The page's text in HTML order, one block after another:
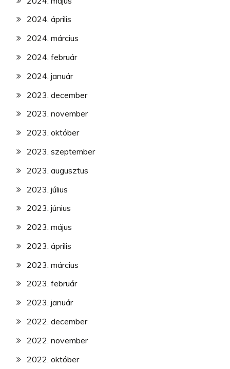
2024. április
2024. március
2024. február
2024. január
2023. december
2023. november
2023. október
2023. szeptember
2023. augusztus
2023. július
2023. június
2023. május
2023. április
2023. március
2023. február
2023. január
2022. december
2022. november
2022. október